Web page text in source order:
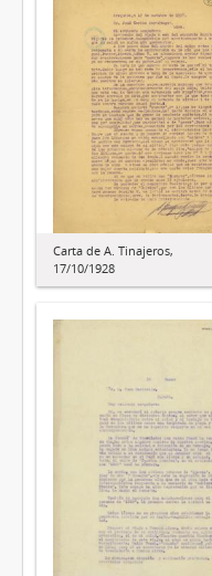
Carta de A. Tinajeros,
17/10/1928